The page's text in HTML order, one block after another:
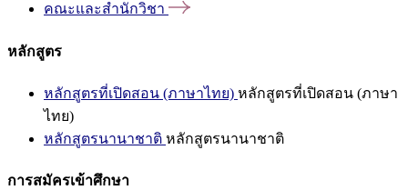
คณะและสำนักวิชา
หลักสูตร
หลักสูตรที่เปิดสอน (ภาษาไทย) หลักสูตรที่เปิดสอน (ภาษา
ไทย)
หลักสูตรนานาชาติ หลักสูตรนานาชาติ
การสมัครเข้าศึกษา